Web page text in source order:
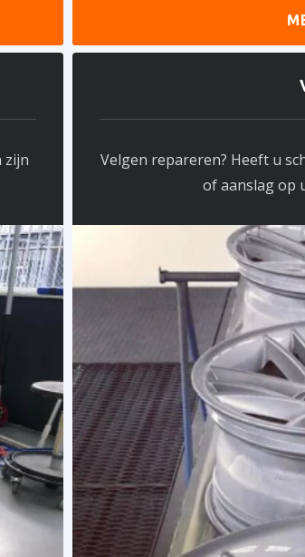
zijn
Velgen repareren? Heeft u
of aanslag op